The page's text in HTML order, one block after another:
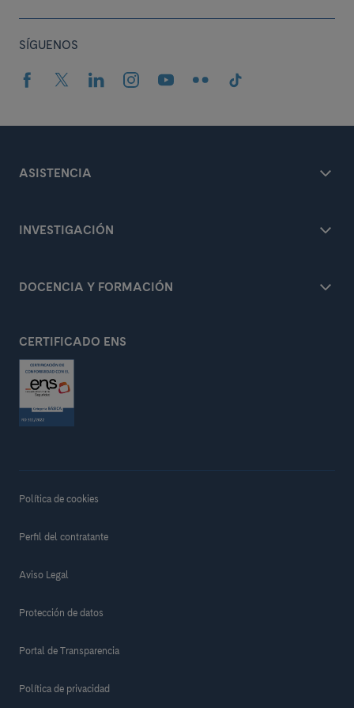
SÍGUENOS
ASISTENCIA
INVESTIGACIÓN
DOCENCIA Y FORMACIÓN
CERTIFICADO ENS
Política de cookies
Perfil del contratante
Aviso Legal
Protección de datos
Portal de Transparencia
Política de privacidad